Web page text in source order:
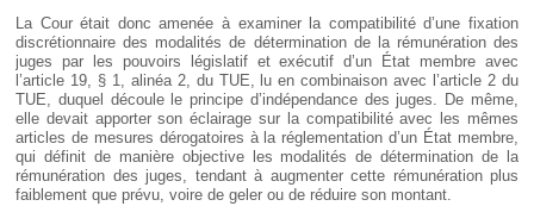
La Cour était donc amenée à examiner la compatibilité d’une fixation
discrétionnaire des modalités de détermination de la rémunération des
juges par les pouvoirs législatif et exécutif d’un État membre avec
l’article 19, § 1, alinéa 2, du TUE, lu en combinaison avec l’article 2 du
TUE, duquel découle le principe d’indépendance des juges. De même,
elle devait apporter son éclairage sur la compatibilité avec les mêmes
articles de mesures dérogatoires à la réglementation d’un État membre,
qui définit de manière objective les modalités de détermination de la
rémunération des juges, tendant à augmenter cette rémunération plus
faiblement que prévu, voire de geler ou de réduire son montant.